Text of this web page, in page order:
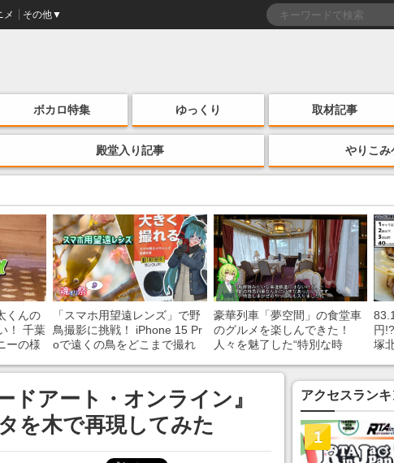
メ その他▼
ボカロ特集 ゆっくり 取材記事
殿堂入り記事 やりこみ
くんの
！ 千葉
ーの様
「スマホ用望遠レンズ」で野
鳥撮影に挑戦！ iPhone 15 Pr
oで遠くの鳥をどこまで撮れ
豪華列車「夢空間」の食堂車
のグルメを楽しんできた！
人々を魅了した“特別な時
あ」「行ってみたい」の声
円
塚
ドアート・オンライン』
を木で再現してみた
アクセスラン
1